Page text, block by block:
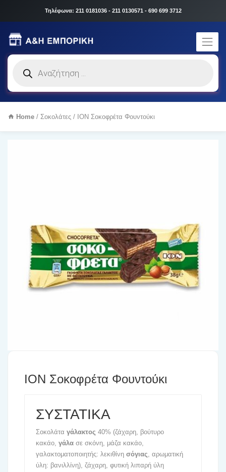
Τηλέφωνα: 211 0181036 - 211 0130571 - 690 699 3712
search
Home / Σοκολάτες / ΙΟΝ Σοκοφρέτα Φουντούκι
ΙΟΝ Σοκοφρέτα Φουντούκι
ΣΥΣΤΑΤΙΚΑ
Σοκολάτα γάλακτος 40% (ζάχαρη, βούτυρο
κακάο, γάλα σε σκόνη, μάζα κακάο,
γαλακτοματοποιητής: λεκιθίνη σόγιας, αρωματική
ύλη: βανιλλίνη), ζάχαρη, φυτική λιπαρή ύλη